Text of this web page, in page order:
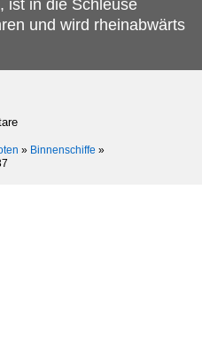
ist in die Schleuse
und wird rheinabwärts
» Binnenschiffe »